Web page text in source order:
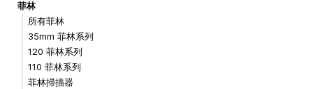
菲林
所有菲林
35mm 菲林系列
120 菲林系列
110 菲林系列
菲林掃描器